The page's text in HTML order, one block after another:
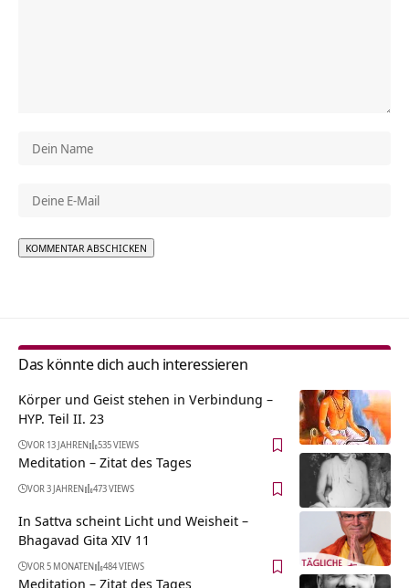
Das könnte dich auch interessieren
Körper und Geist stehen in Verbindung –
HYP. Teil II. 23
VOR 13 JAHREN 535 VIEWS
Meditation – Zitat des Tages
VOR 3 JAHREN 473 VIEWS
In Sattva scheint Licht und Weisheit –
Bhagavad Gita XIV 11
VOR 5 MONATEN 484 VIEWS
Meditation – Zitat des Tages